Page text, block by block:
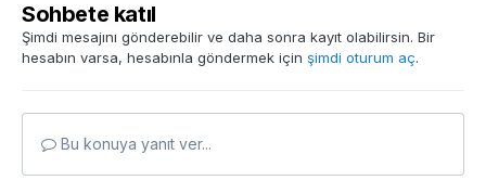
Sohbete katıl
Şimdi mesajını gönderebilir ve daha sonra kayıt olabilirsin. Bir
hesabın varsa, hesabınla göndermek için şimdi oturum aç.
Bu konuya yanıt ver...